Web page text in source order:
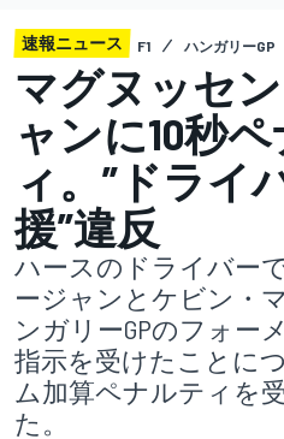
速報ニュース F1 ハンガリーGP
マグヌッセ
ャンに10秒
ィ。”ドライ
援”違反
ハースのドライバー
ージャンとケビン・
ンガリーGPのフォー
指示を受けたことに
ム加算ペナルティを
た。